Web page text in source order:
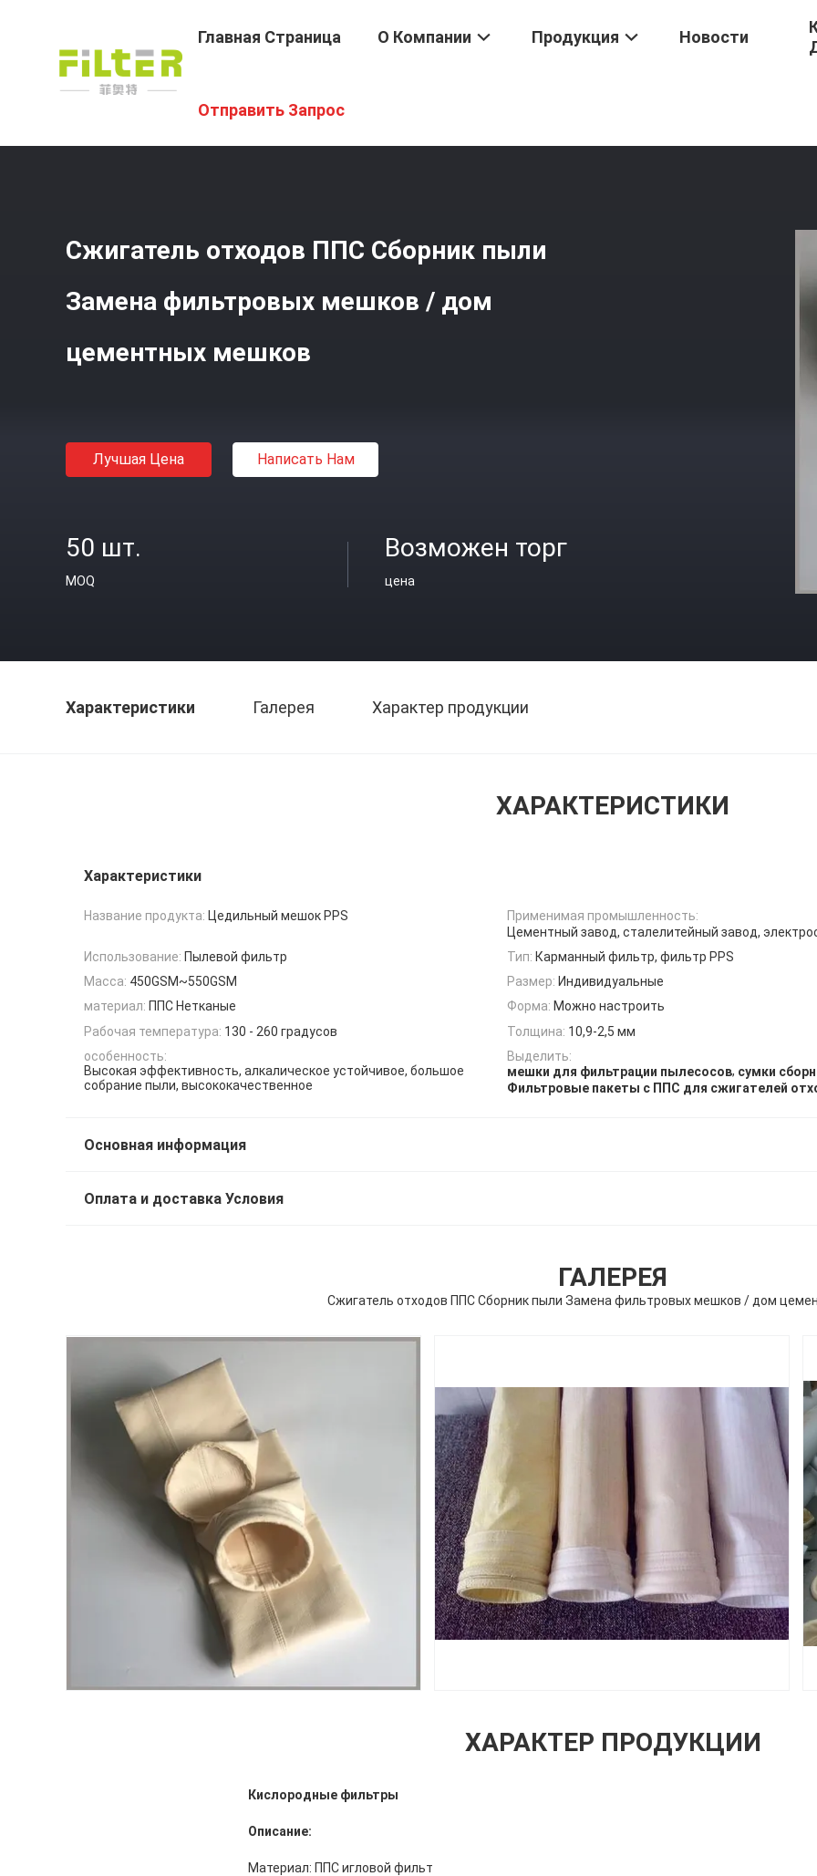
Главная Страница О Компании Продукция Новости
Отправить Запрос
Главная Страница
Сжигатель отходов ППС Сборник пыли
Замена фильтровых мешков / дом
цементных мешков
Лучшая Цена Написать Нам
50 шт.
MOQ
Возможен торг
цена
Характеристики Галерея Характер продукции
ХАРАКТЕРИСТИКИ
Характеристики
Название продукта: Цедильный мешок PPS
Применимая промышленность:
Цементный завод, сталелитейный завод,
Использование: Пылевой фильтр Тип: Карманный фильтр, фильтр PPS
Масса: 450GSM~550GSM Размер: Индивидуальные
материал: ППС Нетканые Форма: Можно настроить
Рабочая температура: 130 - 260 градусов Толщина: 10,9-2,5 мм
особенность:
Высокая эффективность, алкалическое устойчивое, большое
собрание пыли, высококачественное
Выделить:
мешки для фильтрации пылесосов, сумки
Фильтровые пакеты с ППС для сжигателей
Основная информация
Оплата и доставка Условия
ГАЛЕРЕЯ
Сжигатель отходов ППС Сборник пыли Замена фильтровых мешков / дом
ХАРАКТЕР ПРОДУКЦИИ
Кислородные фильтры
Описание:
Материал: ППС игловой фильт